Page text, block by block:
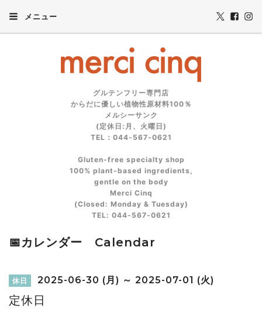
メニュー
グルテンフリー専門店
からだに優しい植物性原材料100％
メルシーサンク
(定休日:月、火曜日)
TEL：044-567-0621
Gluten‑free specialty shop
100% plant‑based ingredients,
gentle on the body
Merci Cinq
(Closed: Monday & Tuesday)
TEL: 044‑567‑0621
📅カレンダー Calendar
休日 2025-06-30 (月) ～ 2025-07-01 (火)
定休日